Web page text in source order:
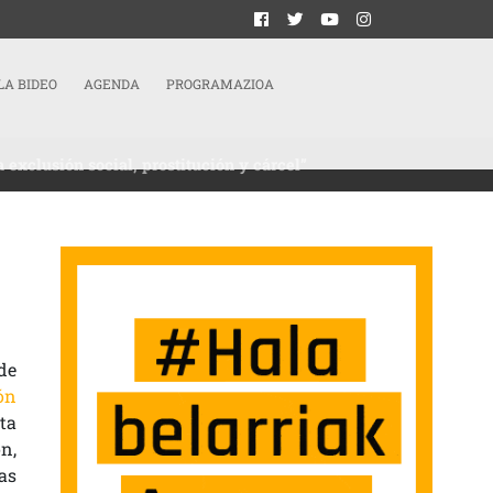
BIDEO AGENDA PROGRAMAZIOA
exclusión social, prostitución y cárcel”
SE TRABAJAN MÁS ÁREAS, COMO LA EXCLUSIÓN SOCIAL, PROSTITUCIÓN Y